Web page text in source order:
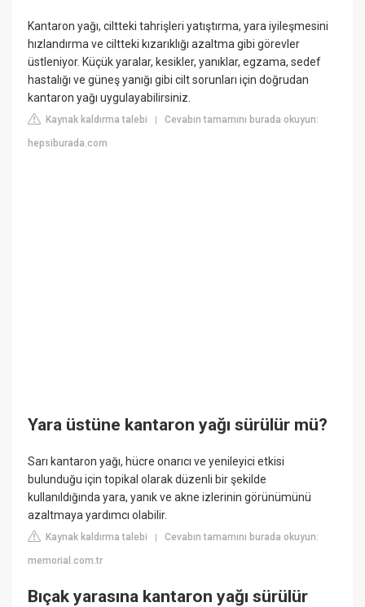
Kantaron yağı, ciltteki tahrişleri yatıştırma, yara iyileşmesini
hızlandırma ve ciltteki kızarıklığı azaltma gibi görevler
üstleniyor. Küçük yaralar, kesikler, yanıklar, egzama, sedef
hastalığı ve güneş yanığı gibi cilt sorunları için doğrudan
kantaron yağı uygulayabilirsiniz.
Kaynak kaldırma talebi |Cevabın tamamını burada okuyun:
hepsiburada.com
Yara üstüne kantaron yağı sürülür mü?
Sarı kantaron yağı, hücre onarıcı ve yenileyici etkisi
bulunduğu için topikal olarak düzenli bir şekilde
kullanıldığında yara, yanık ve akne izlerinin görünümünü
azaltmaya yardımcı olabilir.
Kaynak kaldırma talebi |Cevabın tamamını burada okuyun:
memorial.com.tr
Bıçak yarasına kantaron yağı sürülür